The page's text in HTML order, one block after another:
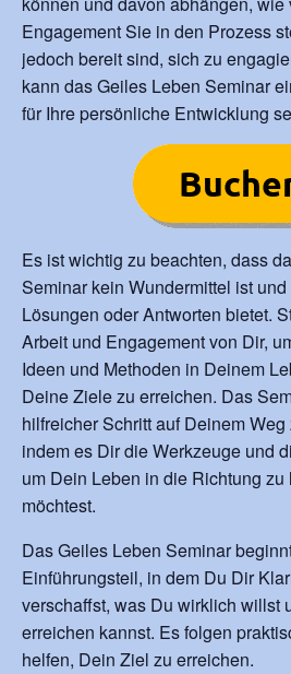
Engagement Sie in den Prozess
jedoch bereit sind, sich zu
kann das Geiles Leben Seminar
für Ihre persönliche Entwicklung
Es ist wichtig zu beachten, dass
Seminar kein Wundermittel ist
Lösungen oder Antworten bietet.
Arbeit und Engagement von Dir,
Ideen und Methoden in Deinem
Deine Ziele zu erreichen. Das
hilfreicher Schritt auf Deinem
indem es Dir die Werkzeuge und
um Dein Leben in die Richtung
möchtest.
Das Geiles Leben Seminar
Einführungsteil, in dem Du Dir
verschaffst, was Du wirklich willst
erreichen kannst. Es folgen
helfen, Dein Ziel zu erreichen.